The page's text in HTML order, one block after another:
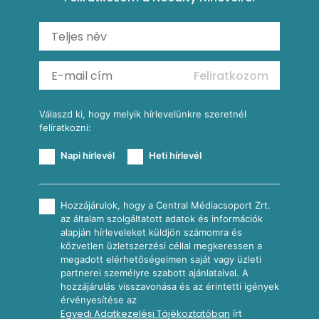
Shakshuka
Ratatouille
Mexikói húsleves kukorica salsával
Almás-kéksajtos kukoricasaláta
Köretek
Reggeli receptek
Feliratkozom
Válaszd ki, hogy melyik hírlevelünkre szeretnél
felíratkozni:
Napi hírlevél Heti hírlevél
Hozzájárulok, hogy a Central Médiacsoport Zrt.
az általam szolgáltatott adatok és információk
alapján hírleveleket küldjön számomra és
közvetlen üzletszerzési céllal megkeressen a
megadott elérhetőségeimen saját vagy üzleti
partnerei személyre szabott ajánlataival. A
hozzájárulás visszavonása és az érintetti igények
érvényesítése az
Egyedi Adatkezelési Tájékoztatóban írt